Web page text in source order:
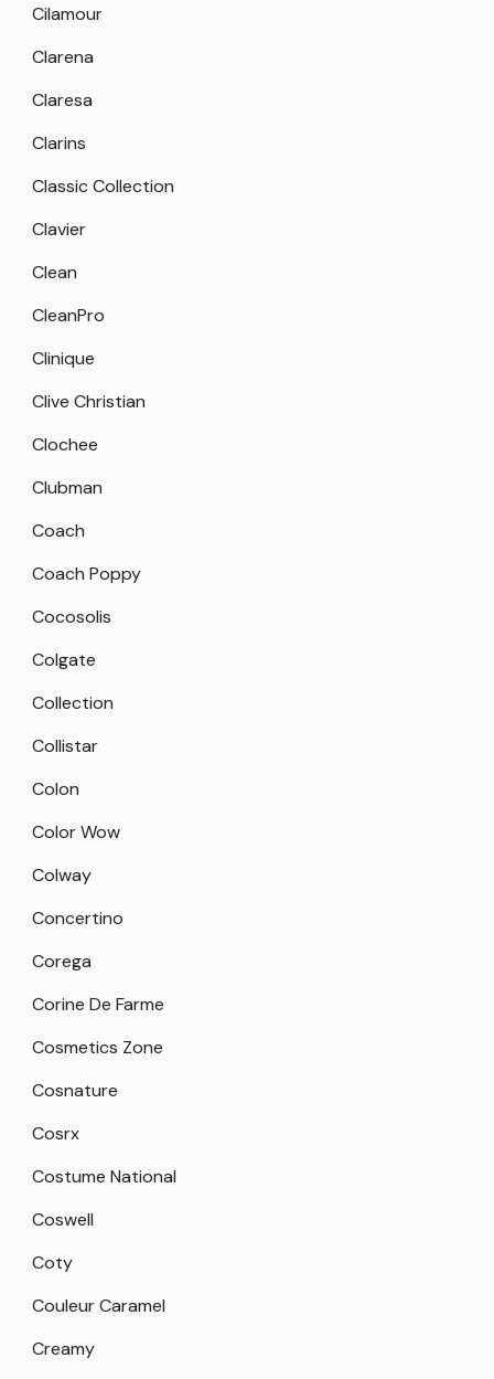
Cilamour
Clarena
Claresa
Clarins
Classic Collection
Clavier
Clean
CleanPro
Clinique
Clive Christian
Clochee
Clubman
Coach
Coach Poppy
Cocosolis
Colgate
Collection
Collistar
Colon
Color Wow
Colway
Concertino
Corega
Corine De Farme
Cosmetics Zone
Cosnature
Cosrx
Costume National
Coswell
Coty
Couleur Caramel
Creamy